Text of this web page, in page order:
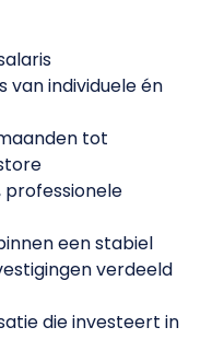
van individuele én
tot
professionele
een stabiel
verdeeld
die investeert in